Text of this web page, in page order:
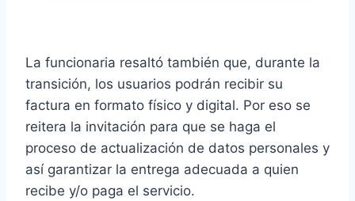
La funcionaria resaltó también que, durante la
transición, los usuarios podrán recibir su
factura en formato físico y digital. Por eso se
reitera la invitación para que se haga el
proceso de actualización de datos personales y
así garantizar la entrega adecuada a quien
recibe y/o paga el servicio.